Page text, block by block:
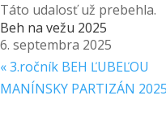
Táto udalosť už prebehla.
Beh na vežu 2025
6. septembra 2025
«3.ročník BEH ĽUBEĽOU
MANÍNSKY PARTIZÁN 2025